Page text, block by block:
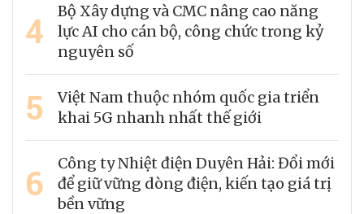
4
Bộ Xây dựng và CMC nâng cao năng
lực AI cho cán bộ, công chức trong kỷ
nguyên số
5
Việt Nam thuộc nhóm quốc gia triển
khai 5G nhanh nhất thế giới
6
Công ty Nhiệt điện Duyên Hải: Đổi mới
để giữ vững dòng điện, kiến tạo giá trị
bền vững